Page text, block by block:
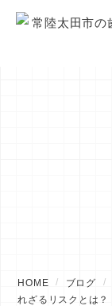
HOME ブログ
れざるリスクとは？